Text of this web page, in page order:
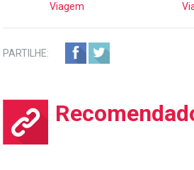
Viagem
PARTILHE: